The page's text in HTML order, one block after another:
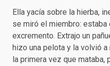
Ella yacía sobre la hierba,
se miró el miembro:
excremento. Extrajo un
hizo una pelota y la volvió
la primera vez que